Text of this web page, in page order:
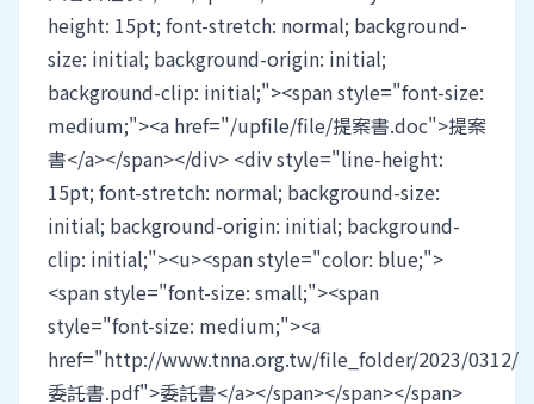
height: 15pt; font-stretch: normal; background-
size: initial; background-origin: initial;
background-clip: initial;"><span style="font-size:
medium;"><a href="/upfile/file/提案書.doc">提案
書</a></span></div> <div style="line-height:
15pt; font-stretch: normal; background-size:
initial; background-origin: initial; background-
clip: initial;"><u><span style="color: blue;">
<span style="font-size: small;"><span
style="font-size: medium;"><a
href="http://www.tnna.org.tw/file_folder/2023/0312/
委託書.pdf">委託書</a></span></span></span>